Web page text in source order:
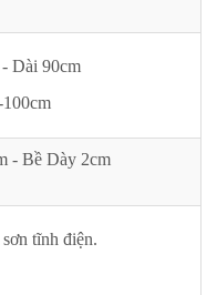
Dài 90cm
- Bề Dày 2cm
tĩnh điện.